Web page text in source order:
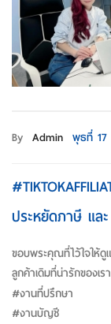
By Admin พุธที่ 17
ประหยัดภาษี แ
ขอบพระคุณที่ไว้ใจให้
ลูกค้าเดิมที่น่ารักของเ
#งานที่ปรึกษา
#งานบัญชี